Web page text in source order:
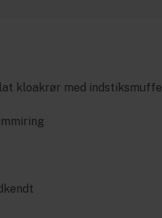
kloakrør med indstiksmuffe